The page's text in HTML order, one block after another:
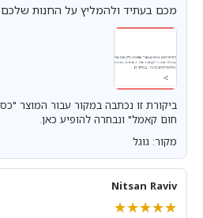
מכם בעתיד ולהמליץ על החנות שלכם
ביקורת זו נכתבה במקור עבור המוצר
חום קאמל" ונבחרה להופיע כאן.
מקור: גוגל
Nitsan Raviv
★★★★★
★★★★★